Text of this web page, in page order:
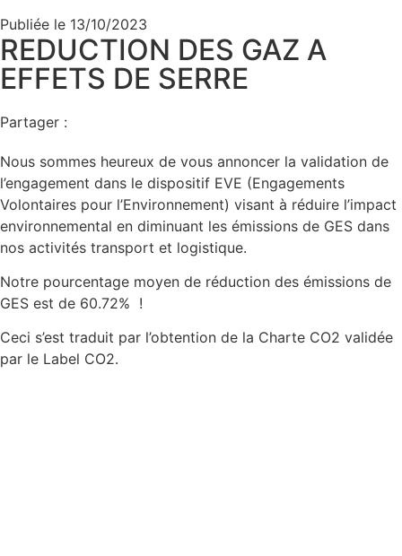
Publiée le 13/10/2023
REDUCTION DES GAZ A
EFFETS DE SERRE
Partager :
Nous sommes heureux de vous annoncer la validation de
l’engagement dans le dispositif EVE (Engagements
Volontaires pour l’Environnement) visant à réduire l’impact
environnemental en diminuant les émissions de GES dans
nos activités transport et logistique.
Notre pourcentage moyen de réduction des émissions de
GES est de 60.72% !
Ceci s’est traduit par l’obtention de la Charte CO2 validée
par le Label CO2.